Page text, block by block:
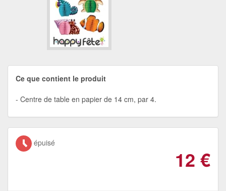
Ce que contient le produit
Centre de table en papier de 14 cm, par 4.
épuisé
12 €